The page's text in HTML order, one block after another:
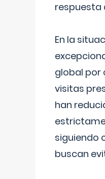
respuesta
En la
global por
visitas
han
siguiendo
buscan